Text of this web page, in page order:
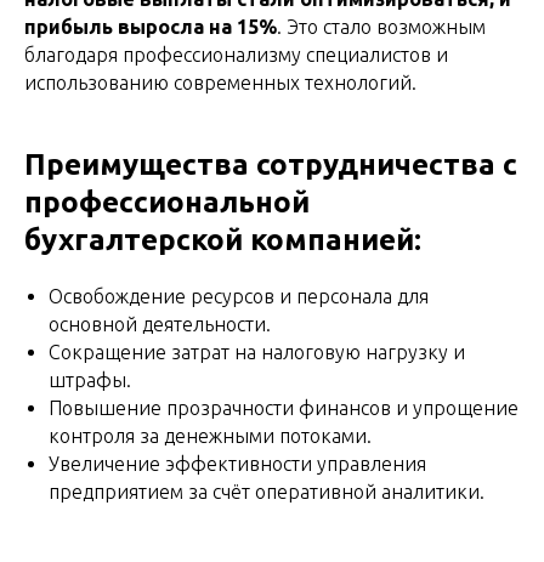
прибыль выросла на 15%. Это стало возможным
благодаря профессионализму специалистов и
использованию современных технологий.
Преимущества сотрудничества с
профессиональной
бухгалтерской компанией:
Освобождение ресурсов и персонала для
основной деятельности.
Сокращение затрат на налоговую нагрузку и
штрафы.
Повышение прозрачности финансов и упрощение
контроля за денежными потоками.
Увеличение эффективности управления
предприятием за счёт оперативной аналитики.